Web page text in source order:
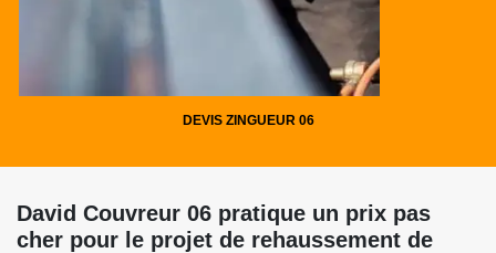
DEVIS ZINGUEUR 06
David Couvreur 06 pratique un prix pas
cher pour le projet de rehaussement de